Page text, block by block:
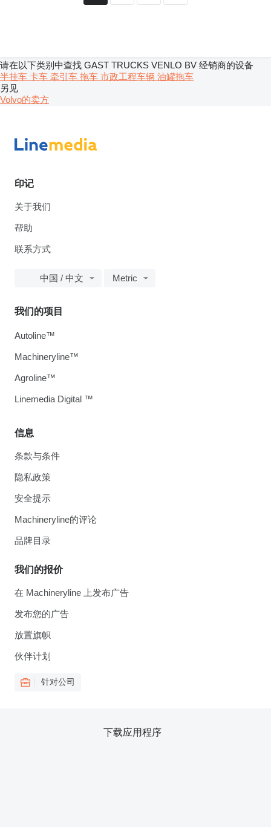
请在以下类别中查找 GAST TRUCKS VENLO BV 经销商的设备
半挂车 卡车 牵引车 拖车 市政工程车辆 油罐拖车
另见
Volvo的卖方
印记
关于我们
帮助
联系方式
中国 / 中文 Metric
信息
条款与条件
隐私政策
安全提示
Machineryline的评论
品牌目录
我们的报价
在 Machineryline 上发布广告
发布您的广告
放置旗帜
伙伴计划
针对公司
我们的项目
Autoline™
Machineryline™
Agroline™
Linemedia Digital ™
下载应用程序